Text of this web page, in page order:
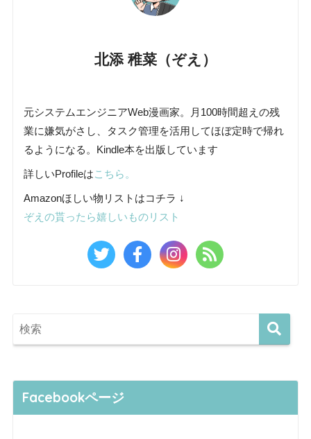
北添 稚菜（ぞえ）
元システムエンジニアWeb漫画家。月100時間超えの残
業に嫌気がさし、タスク管理を活用してほぼ定時で帰れ
るようになる。Kindle本を出版しています
詳しいProfileはこちら。
Amazonほしい物リストはコチラ ↓
ぞえの貰ったら嬉しいものリスト
Facebookページ